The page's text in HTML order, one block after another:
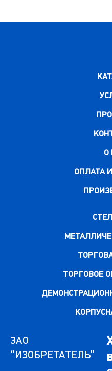
О
ОПЛАТА
ТОРГОВОЕ
ЗАО
“ИЗОБРЕТАТЕЛЬ”